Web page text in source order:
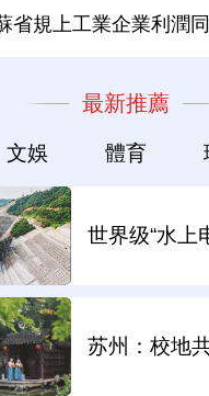
省規上工業企業利潤
最新推薦
文娛 體育
世界级“水上
苏州：校地